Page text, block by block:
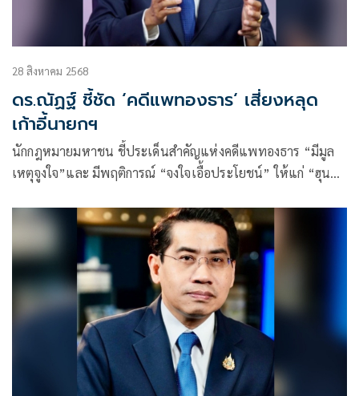
28 สิงหาคม 2568
ดร.ณัฏฐ์ ชี้ชัด ‘คดีแพทองธาร‘ เสี่ยงหลุด
เก้าอี้นายกฯ
นักกฎหมายมหาชน ชี้ประเด็นสำคัญแห่งคดีแพทองธาร “มีมูล
เหตุจูงใจ”และ มีพฤติการณ์ “จงใจเอื้อประโยชน์” ให้แก่ “ฮุน